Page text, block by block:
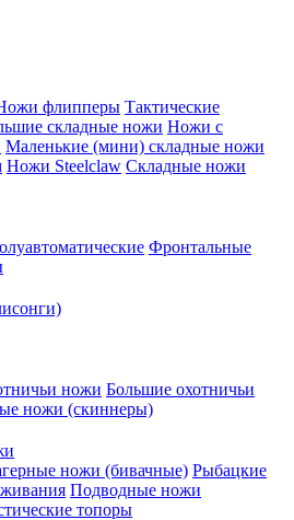
флипперы Тактические
складные ножи Ножи с
Маленькие (мини) складные ножи
Ножи Steelclaw Складные ножи
Фронтальные
ножи Большие охотничьи
ножи (скиннеры)
ножи (бивачные) Рыбацкие
Подводные ножи
топоры